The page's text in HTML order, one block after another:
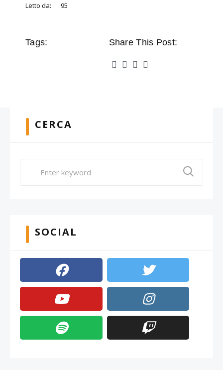
Letto da: 95
Tags: Share This Post:
CERCA
SOCIAL